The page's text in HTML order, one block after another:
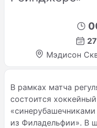
Мэдисон
В рамках матча
состоится
из Филадельфии». В